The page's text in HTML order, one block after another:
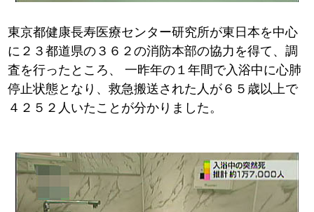
東京都健康長寿医療センター研究所が東日本を中心
に２３都道県の３６２の消防本部の協力を得て、調
査を行ったところ、
一昨年の１年間で入浴中に心肺
停止状態となり、救急搬送された人が６５歳以上で
４２５２人いたことが分かりました。